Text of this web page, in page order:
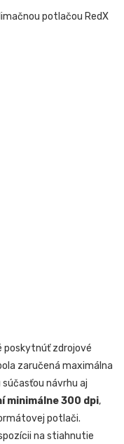
poskytnúť zdrojové
zaručená maximálna
návrhu aj
minimálne 300 dpi,
potlači.
na stiahnutie